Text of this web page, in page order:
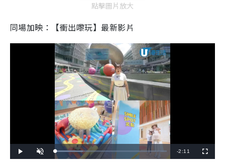
點擊圖片放大
同場加映：【衝出嚟玩】最新影片
l
n
L
o
R
-2:11
u